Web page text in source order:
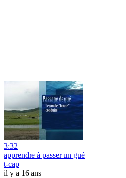
3:32
apprendre à passer un gué
t-cap
il y a 16 ans